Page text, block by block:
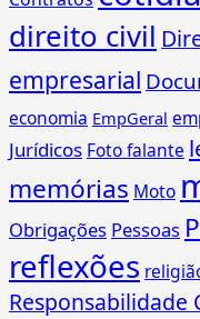
direito civil
empresarial
economia EmpGeral
Jurídicos Foto falante
memórias Moto
Obrigações Pessoas
reflexões
Responsabilidade